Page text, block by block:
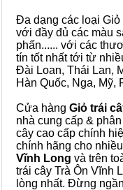
Đa dạng các loại Giỏ
với đầy đủ các màu
phấn...... với các
tín tốt nhất tới từ
Đài Loan, Thái Lan,
Hàn Quốc, Nga, Mỹ,
Cửa hàng Giỏ trái
nhà cung cấp &
cây cao cấp chính
chính hãng cho
Vĩnh Long và trên
trái cây Trà Ôn Vĩnh
lòng nhất. Đừng